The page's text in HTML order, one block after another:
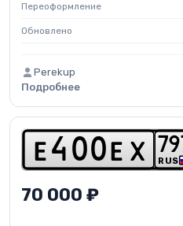
Переоформление
Обновлено
Perekup
Подробнее
e 4 0 0 e x RUS
79
70 000 ₽